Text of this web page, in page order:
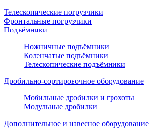
Телескопические погрузчики
Фронтальные погрузчики
Подъёмники
Ножничные подъёмники
Коленчатые подъёмники
Телескопические подъёмники
Дробильно-сортировочное оборудование
Мобильные дробилки и грохоты
Модульные дробилки
Дополнительное и навесное оборудование